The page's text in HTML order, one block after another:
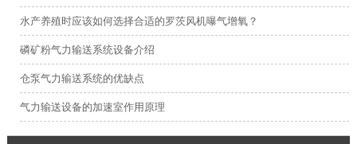
水产养殖时应该如何选择合适的罗茨风机曝气增氧？
磷矿粉气力输送系统设备介绍
仓泵气力输送系统的优缺点
气力输送设备的加速室作用原理